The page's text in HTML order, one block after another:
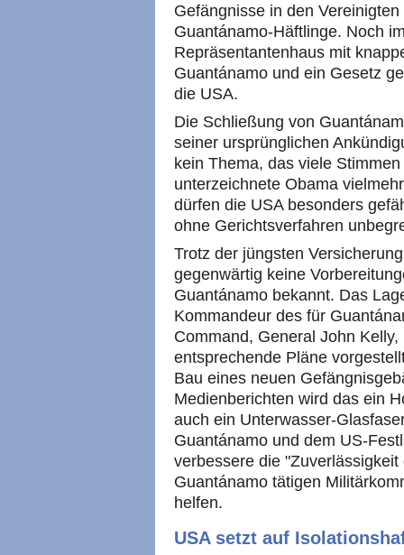
Gefängnisse in den
Guantánamo-Häftlinge. Noch
Repräsentantenhaus mit
Guantánamo und ein Gesetz
die USA.
Die Schließung von
seiner ursprünglichen
kein Thema, das viele
unterzeichnete Obama
dürfen die USA besonders
ohne Gerichtsverfahren
Trotz der jüngsten
gegenwärtig keine
Guantánamo bekannt. Das
Kommandeur des für
Command, General John
entsprechende Pläne
Bau eines neuen
Medienberichten wird das ein
auch ein Unterwasser-
Guantánamo und dem US-
verbessere die
Guantánamo tätigen
helfen.
USA setzt auf